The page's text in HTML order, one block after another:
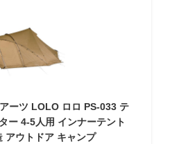
ーツ LOLO ロロ PS-033 テ
ー 4-5人用 インナーテント
アウトドア キャンプ